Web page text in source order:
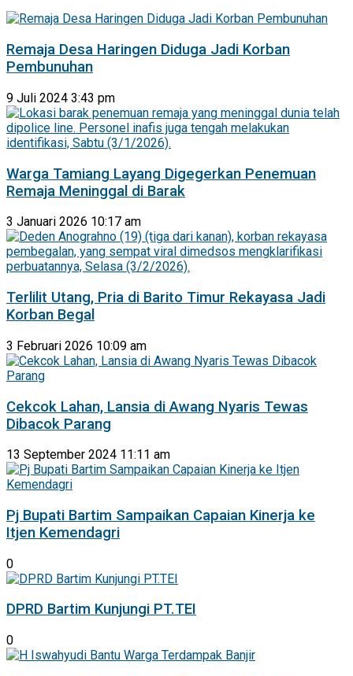
Remaja Desa Haringen Diduga Jadi Korban
Pembunuhan
9 Juli 2024 3:43 pm
Warga Tamiang Layang Digegerkan Penemuan
Remaja Meninggal di Barak
3 Januari 2026 10:17 am
Terlilit Utang, Pria di Barito Timur Rekayasa Jadi
Korban Begal
3 Februari 2026 10:09 am
Cekcok Lahan, Lansia di Awang Nyaris Tewas
Dibacok Parang
13 September 2024 11:11 am
Pj Bupati Bartim Sampaikan Capaian Kinerja ke
Itjen Kemendagri
0
DPRD Bartim Kunjungi PT.TEI
0